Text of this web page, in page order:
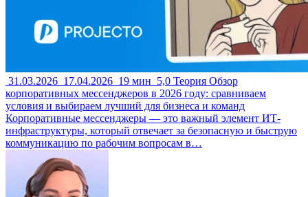
31.03.2026 17.04.2026 19 мин 5,0 Теория Обзор
корпоративных мессенджеров в 2026 году: сравниваем
условия и выбираем лучший для бизнеса и команд
Корпоративные мессенджеры — это важный элемент ИТ-
инфраструктуры, который отвечает за безопасную и быструю
коммуникацию по рабочим вопросам в…